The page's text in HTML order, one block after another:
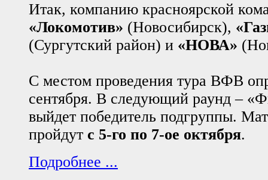
Итак, компанию красноярской
«Локомотив» (Новосибирск),
(Сургутский район) и «НОВА»
С местом проведения тура ВФВ
сентября. В следующий раунд –
выйдет победитель подгруппы.
пройдут с 5-го по 7-ое октября.
Подробнее ...